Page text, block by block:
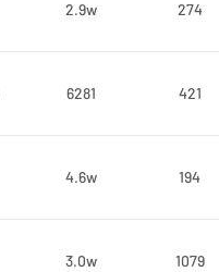
2.9w 274
6281 421
4.6w 194
3.0w 1079